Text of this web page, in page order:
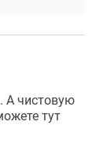
А чистовую
тут